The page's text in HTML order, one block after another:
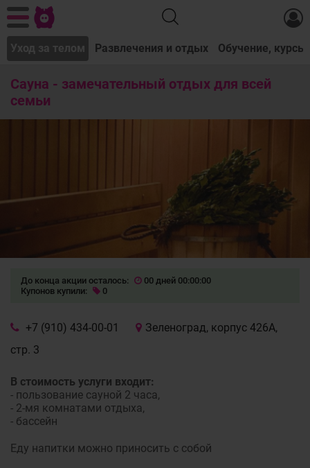
Уход за телом Развлечения и отдых Обучение,
Сауна - замечательный отдых для всей
семьи
До конца акции осталось:
00 дней 00:00:00
Купонов купили:
0
+7 (910) 434-00-01
Зеленоград, корпус 426А,
стр. 3
В стоимость услуги входит:
- пользование сауной 2 часа,
- 2-мя комнатами отдыха,
- бассейн
Еду напитки можно приносить с собой